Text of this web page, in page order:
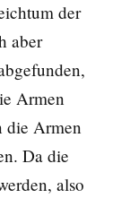
der
aber
Armen
die Armen
Da die
also